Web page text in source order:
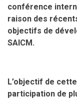
conférence
raison des
objectifs de
SAICM.
L’objectif de
participation de